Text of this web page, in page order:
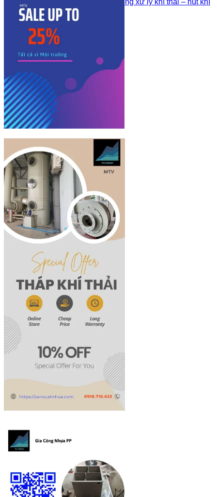
Quạt ly tâm nhựa PP trong xử lý khí thải – hút khí
buồng hóa chất
Sản phẩm khác
Công Trình Đã Thi Công
Tư Vấn – Kiến Thức Về Nhựa
Liên hệ
Sign Up
Join